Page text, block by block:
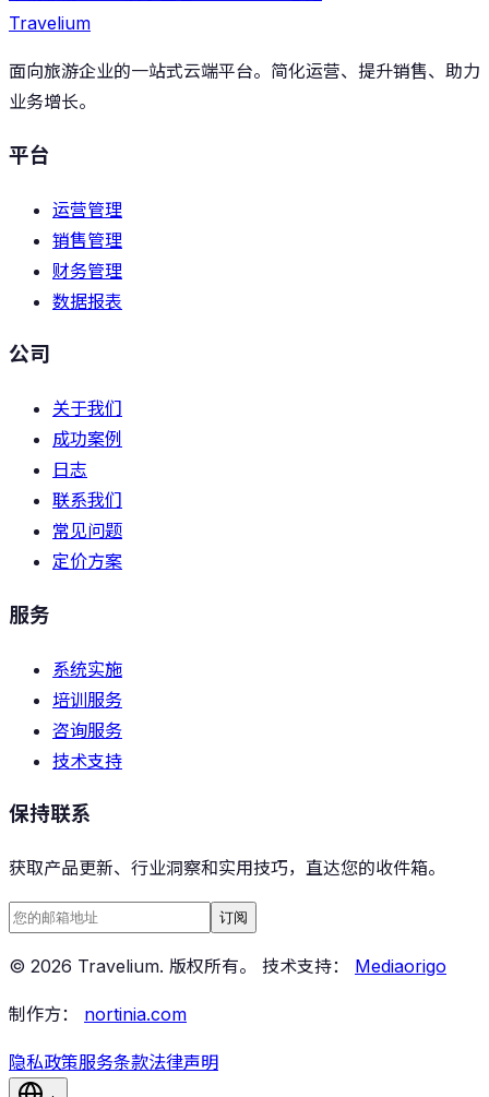
Travelium
面向旅游企业的一站式云端平台。简化运营、提升销售、助力
业务增长。
平台
运营管理
销售管理
财务管理
数据报表
公司
关于我们
成功案例
日志
联系我们
常见问题
定价方案
服务
系统实施
培训服务
咨询服务
技术支持
保持联系
获取产品更新、行业洞察和实用技巧，直达您的收件箱。
订阅
© 2026 Travelium. 版权所有。 技术支持： Mediaorigo
制作方： nortinia.com
隐私政策服务条款法律声明